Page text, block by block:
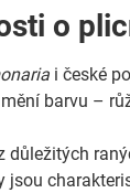
o
i české
barvu –
důležitých
jsou